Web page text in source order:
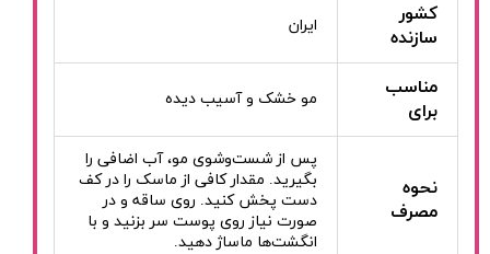
کشور
سازنده
ایران
مناسب
برای
مو خشک و آسیب دیده
نحوه
مصرف
پس از شست‌وشوی مو، آب اضافی را
بگیرید. مقدار کافی از ماسک را در کف
دست پخش کنید. روی ساقه و در
صورت نیاز روی پوست سر بزنید و با
انگشت‌ها ماساژ دهید.